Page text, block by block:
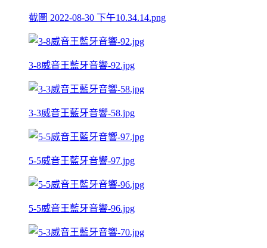
截圖 2022-08-30 下午10.34.14.png
3-8威音王藍牙音響-92.jpg
3-3威音王藍牙音響-58.jpg
5-5威音王藍牙音響-97.jpg
5-5威音王藍牙音響-96.jpg